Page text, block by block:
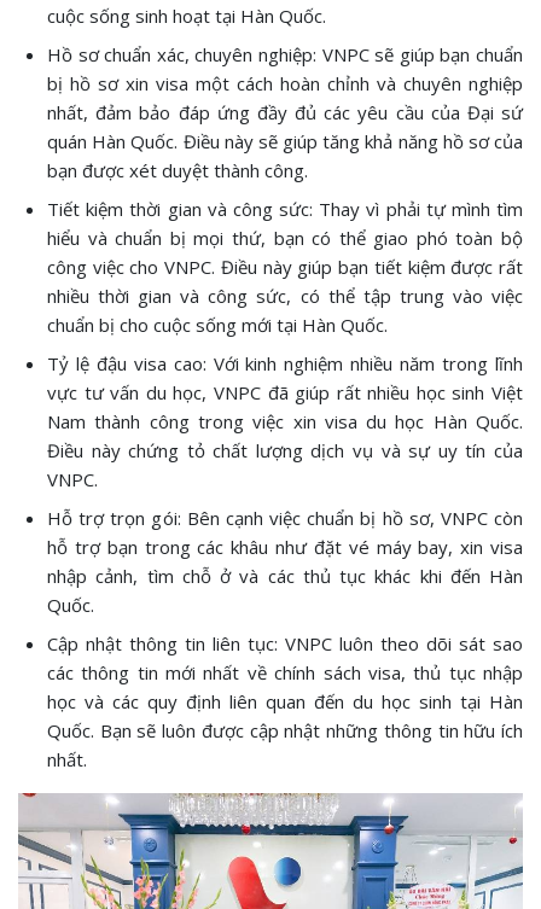
cuộc sống sinh hoạt tại Hàn Quốc.
Hồ sơ chuẩn xác, chuyên nghiệp: VNPC sẽ giúp bạn chuẩn
bị hồ sơ xin visa một cách hoàn chỉnh và chuyên nghiệp
nhất, đảm bảo đáp ứng đầy đủ các yêu cầu của Đại sứ
quán Hàn Quốc. Điều này sẽ giúp tăng khả năng hồ sơ của
bạn được xét duyệt thành công.
Tiết kiệm thời gian và công sức: Thay vì phải tự mình tìm
hiểu và chuẩn bị mọi thứ, bạn có thể giao phó toàn bộ
công việc cho VNPC. Điều này giúp bạn tiết kiệm được rất
nhiều thời gian và công sức, có thể tập trung vào việc
chuẩn bị cho cuộc sống mới tại Hàn Quốc.
Tỷ lệ đậu visa cao: Với kinh nghiệm nhiều năm trong lĩnh
vực tư vấn du học, VNPC đã giúp rất nhiều học sinh Việt
Nam thành công trong việc xin visa du học Hàn Quốc.
Điều này chứng tỏ chất lượng dịch vụ và sự uy tín của
VNPC.
Hỗ trợ trọn gói: Bên cạnh việc chuẩn bị hồ sơ, VNPC còn
hỗ trợ bạn trong các khâu như đặt vé máy bay, xin visa
nhập cảnh, tìm chỗ ở và các thủ tục khác khi đến Hàn
Quốc.
Cập nhật thông tin liên tục: VNPC luôn theo dõi sát sao
các thông tin mới nhất về chính sách visa, thủ tục nhập
học và các quy định liên quan đến du học sinh tại Hàn
Quốc. Bạn sẽ luôn được cập nhật những thông tin hữu ích
nhất.